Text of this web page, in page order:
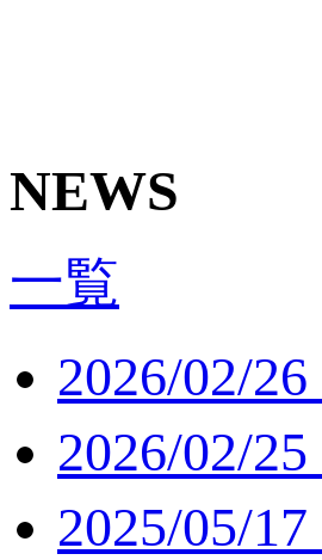
NEWS
一覧
2026/02/26
2026/02/25
2025/05/17